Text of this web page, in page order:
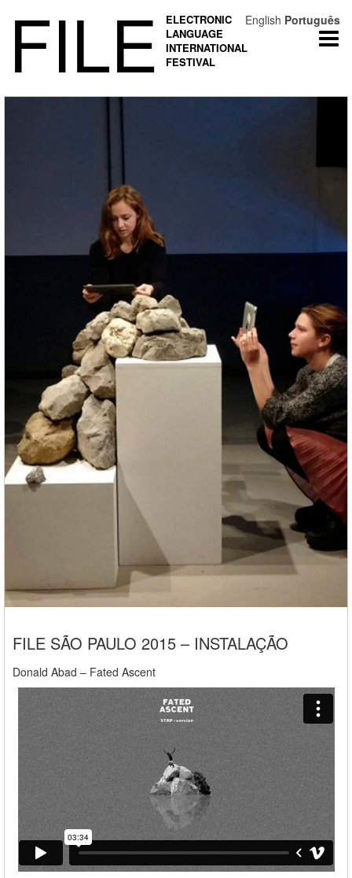
FILE
ELECTRONIC
LANGUAGE
INTERNATIONAL
FESTIVAL
FILE SÃO PAULO 2015 – INSTALAÇÃO
Donald Abad – Fated Ascent
English Português